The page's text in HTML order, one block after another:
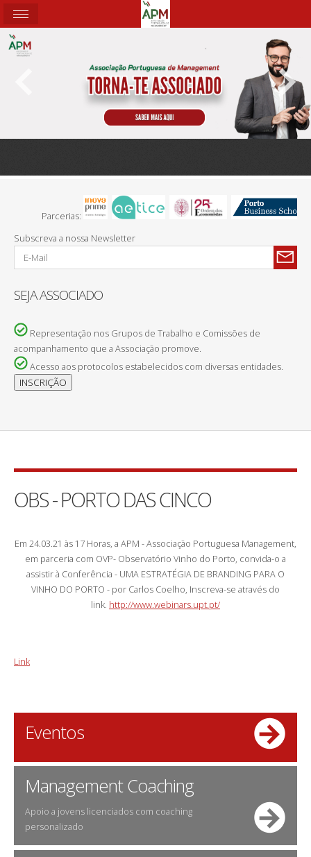
Parcerias:
Subscreva a nossa Newsletter
SEJA ASSOCIADO
Representação nos Grupos de Trabalho e Comissões de
acompanhamento que a Associação promove.
Acesso aos protocolos estabelecidos com diversas entidades.
OBS - PORTO DAS CINCO
Em 24.03.21 às 17 Horas, a APM - Associação Portuguesa Management,
em parceria com OVP- Observatório Vinho do Porto, convida-o a
assistir à Conferência - UMA ESTRATÉGIA DE BRANDING PARA O
VINHO DO PORTO - por Carlos Coelho, Inscreva-se através do
link. http://www.webinars.upt.pt/
Link
Eventos
Management Coaching
Apoio a jovens licenciados com coaching
personalizado